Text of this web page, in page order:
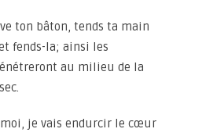
ton bâton, tends ta main
fends-la; ainsi les
au milieu de la
moi, je vais endurcir le cœur